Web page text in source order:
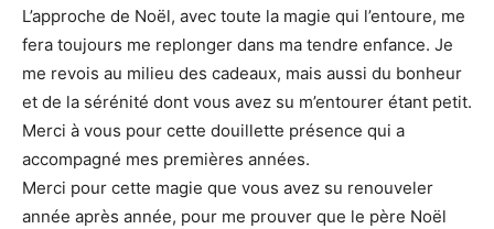
L’approche de Noël, avec toute la magie qui l’entoure, me
fera toujours me replonger dans ma tendre enfance. Je
me revois au milieu des cadeaux, mais aussi du bonheur
et de la sérénité dont vous avez su m’entourer étant petit.
Merci à vous pour cette douillette présence qui a
accompagné mes premières années.
Merci pour cette magie que vous avez su renouveler
année après année, pour me prouver que le père Noël